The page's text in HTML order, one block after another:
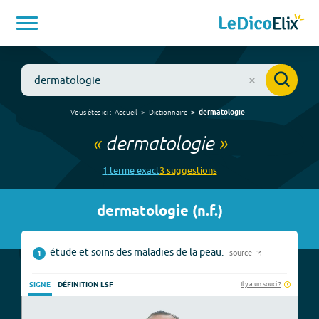
Vous êtes ici : Accueil Dictionnaire dermatologie
« dermatologie»
1 termeexact3suggestions
dermatologie (n.f.)
1 étude et soins des maladies de la peau. source
SIGNE DÉFINITION LSF Il y a un souci ?